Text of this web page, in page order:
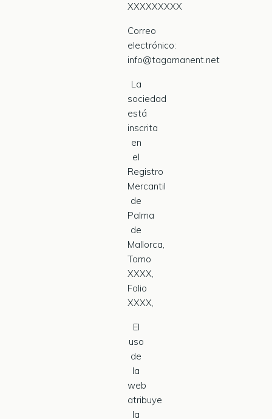
XXXXXXXXX
Correo
electrónico:
info@tagamanent.net
La
sociedad
está
inscrita
en
el
Registro
Mercantil
de
Palma
de
Mallorca,
Tomo
XXXX,
Folio
XXXX,
El
uso
de
la
web
atribuye
la